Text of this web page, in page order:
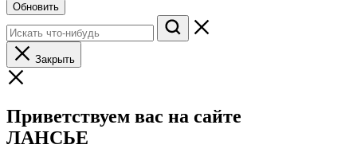
Обновить
Закрыть
Приветствуем вас на сайте
ЛАНСЬЕ